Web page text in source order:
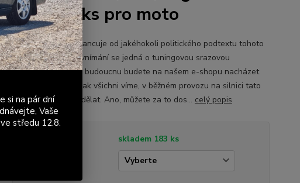
auto, 1 ks pro moto
SP-EL se tímto distancuje od jakéhokoli politického podtextu tohoto
výrobku. V našem vnímání se jedná o tuningovou srazovou
samolepku, které v budoucnu budete na našem e-shopu nacházet
ve větším měřítku. Jak všichni víme, v běžném provozu na silnici tato
přelepka nemá co dělat. Ano, můžete za to dos... celý popis
skladem 183 ks
si na pár dní
Vaše
středu 12.8.